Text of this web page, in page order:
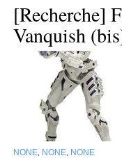
[Recherche]
Vanquish
NONE NONE NONE